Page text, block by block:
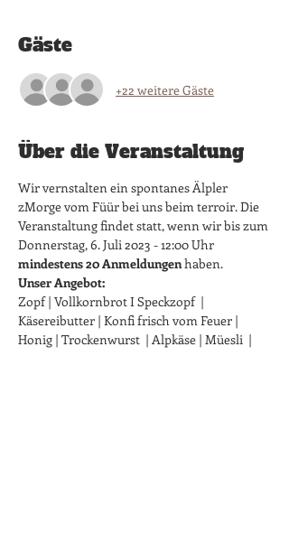
Gäste
+22 weitere Gäste
Über die Veranstaltung
Wir vernstalten ein spontanes Älpler
zMorge vom Füür bei uns beim terroir. Die
Veranstaltung findet statt, wenn wir bis zum
Donnerstag, 6. Juli 2023 - 12:00 Uhr
mindestens 20 Anmeldungen haben.
Unser Angebot:
Zopf | Vollkornbrot I Speckzopf  |
Käsereibutter | Konfi frisch vom Feuer |
Honig | Trockenwurst  | Alpkäse | Müesli  |